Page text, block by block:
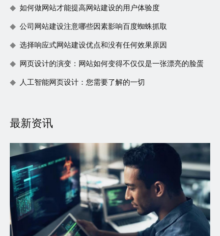
如何做网站才能提高网站建设的用户体验度
公司网站建设注意哪些因素影响百度蜘蛛抓取
选择响应式网站建设优点和没有任何效果原因
网页设计的演变：网站如何变得不仅仅是一张漂亮的脸蛋
人工智能网页设计：您需要了解的一切
最新资讯